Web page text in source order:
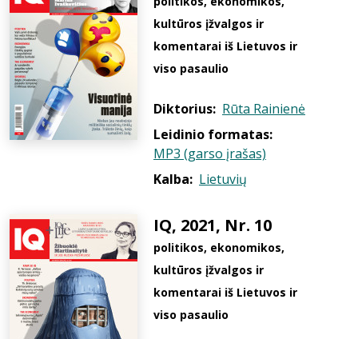
kultūros įžvalgos ir
komentarai iš Lietuvos ir
viso pasaulio
Diktorius: Rūta Rainienė
Leidinio formatas:
MP3 (garso įrašas)
Kalba: Lietuvių
IQ, 2021, Nr. 10
politikos, ekonomikos,
kultūros įžvalgos ir
komentarai iš Lietuvos ir
viso pasaulio